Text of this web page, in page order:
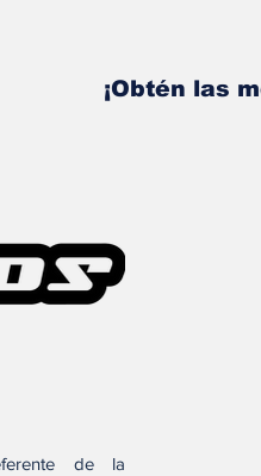
¡Obtén las
de la